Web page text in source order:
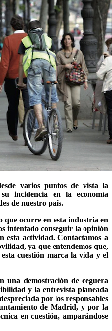
varios puntos de vista la
incidencia en la economía
de nuestro país.
ocurre en esta industria en
intentado conseguir la opinión
esta actividad. Contactamos a
ya que entendemos que,
cuestión marca la vida y el
una demostración de ceguera
y la entrevista planeada
por los responsables
de Madrid, y por la
en cuestión, amparándose